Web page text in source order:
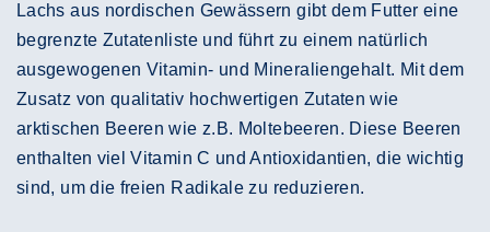
Lachs aus nordischen Gewässern gibt dem Futter eine
begrenzte Zutatenliste und führt zu einem natürlich
ausgewogenen Vitamin- und Mineraliengehalt. Mit dem
Zusatz von qualitativ hochwertigen Zutaten wie
arktischen Beeren wie z.B. Moltebeeren. Diese Beeren
enthalten viel Vitamin C und Antioxidantien, die wichtig
sind, um die freien Radikale zu reduzieren.